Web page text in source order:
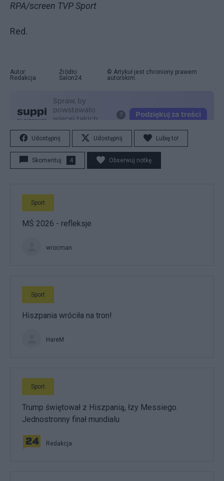
RPA/screen TVP Sport
Red.
Autor:
Redakcja
Źródło:
Salon24
© Artykuł jest chroniony prawem
autorskim.
Udostępnij Udostępnij Lubię to!
Skomentuj 4 Obserwuj notkę
Sport
MŚ 2026 - refleksje
wrocman
Sport
Hiszpania wróciła na tron!
HareM
Sport
Trump świętował z Hiszpanią, łzy Messiego.
Jednostronny finał mundialu
Redakcja